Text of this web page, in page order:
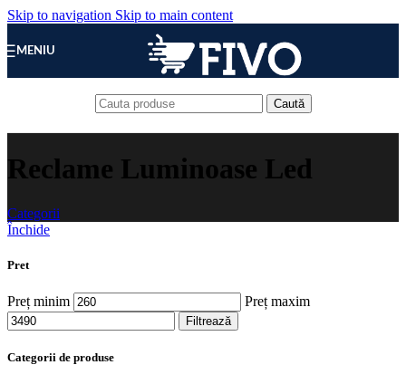
Skip to navigation Skip to main content
MENIU
Caută
Reclame Luminoase Led
Categorii
Închide
Pret
Preț minim Preț maxim
Filtrează
Categorii de produse